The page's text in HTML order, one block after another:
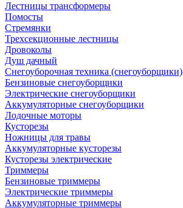
Лестницы трансформеры
Помосты
Стремянки
Трехсекционные лестницы
Дровоколы
Душ дачный
Снегоуборочная техника (снегоуборщики)
Бензиновые снегоуборщики
Электрические снегоуборщики
Аккумуляторные снегоуборщики
Лодочные моторы
Кусторезы
Ножницы для травы
Аккумуляторные кусторезы
Кусторезы электрические
Триммеры
Бензиновые триммеры
Электрические триммеры
Аккумуляторные триммеры